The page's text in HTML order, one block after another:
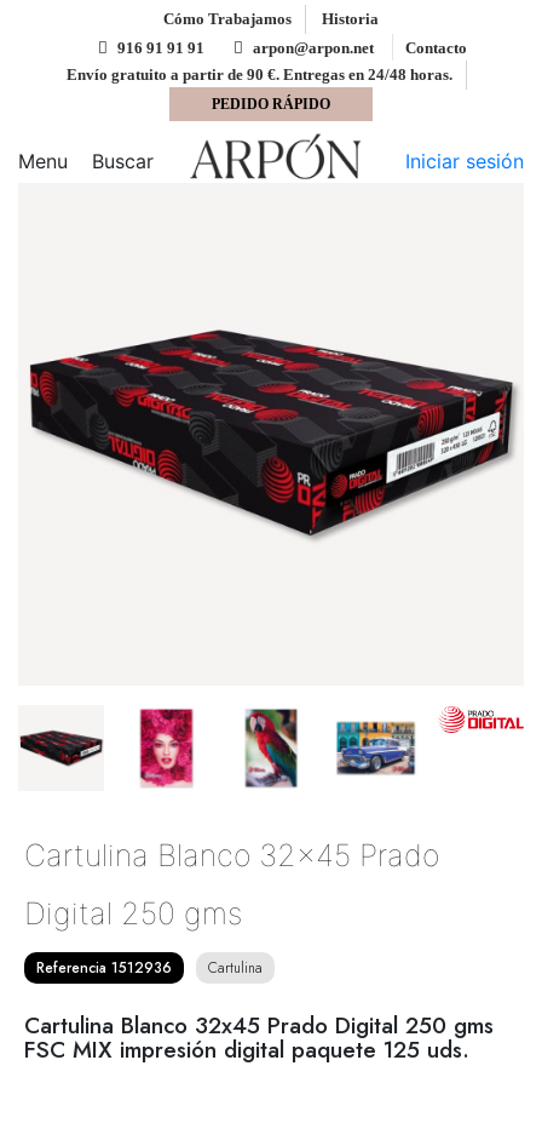
Cómo Trabajamos
Historia
916 91 91 91
arpon@arpon.net
Contacto
Envío gratuito a partir de 90 €. Entregas en 24/48 horas.
PEDIDO RÁPIDO
Menu Buscar Iniciar sesión
Cartulina Blanco 32x45 Prado Digital
250 gms
Cartulina Blanco 32x45 Prado
Digital 250 gms
Referencia 1512936 Cartulina
Cartulina Blanco 32x45 Prado Digital 250 gms
FSC MIX impresión digital paquete 125 uds.